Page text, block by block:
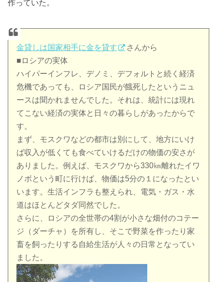
作っていた。
金貸しは国家相手に金を貸す
さんから
■ロシアの実体
ハイパーインフレ、デノミ、デフォルトと続く経済
危機であっても、ロシア国民が餓死したというニュ
ースは聞かれませんでした。それは、統計には現れ
てこない経済の実体と日々の暮らしがあったからで
す。
まず、モスクワなどの都市は別にして、地方にいけ
ば収入が低くても食べていけるだけの物価の安さが
ありました。例えば、モスクワから330㎞離れたイワ
ノボという町に行けば、物価は5分の１になったとい
います。生活インフラも整えられ、電気・ガス・水
道はほとんどタダ同然でした。
さらに、ロシアの全世帯の4割が小さな畑付のコテー
ジ（ダーチャ）を所有し、そこで野菜を作ったり家
畜を飼ったりする自給生活が人々の日常となってい
ました。